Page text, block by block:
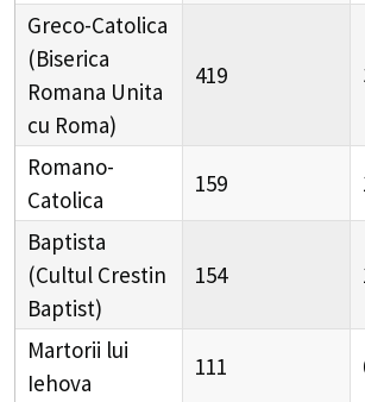
Greco-Catolica
(Biserica
Romana Unita
cu Roma)
419
Romano-
Catolica
159
Baptista
(Cultul Crestin
Baptist)
154
Martorii lui
Iehova
111